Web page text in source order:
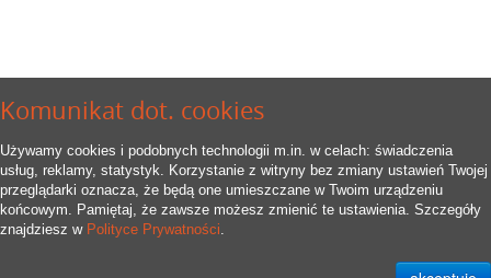
Komunikat dot. cookies
Używamy cookies i podobnych technologii m.in. w celach: świadczenia
usług, reklamy, statystyk. Korzystanie z witryny bez zmiany ustawień Twojej
przeglądarki oznacza, że będą one umieszczane w Twoim urządzeniu
końcowym. Pamiętaj, że zawsze możesz zmienić te ustawienia. Szczegóły
znajdziesz w Polityce Prywatności.